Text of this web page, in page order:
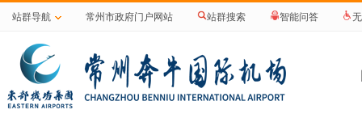
站群导航 常州市政府门户网站 站群搜索 智能问答